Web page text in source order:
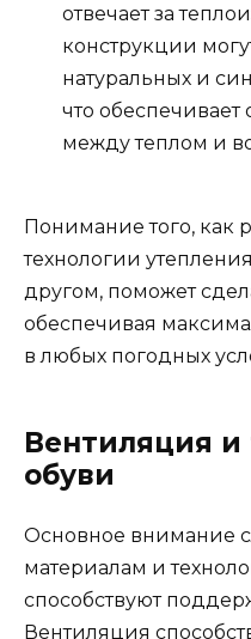
отвечает за
конструкции
натуральных и
что
между теплом и
Понимание того, как
технологии
другом, поможет
обеспечивая
в любых погодных
Вентиляция и
обуви
Основное внимание
материалам и
способствуют
Вентиляция